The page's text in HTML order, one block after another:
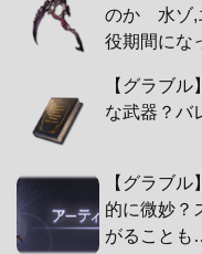
のか 水ゾ,
役期間にな
【グラブ
な武器？バ
【グラブ
的に微妙？
がることも